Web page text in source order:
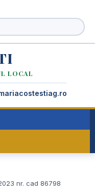
LOCAL
nr. cad 86798